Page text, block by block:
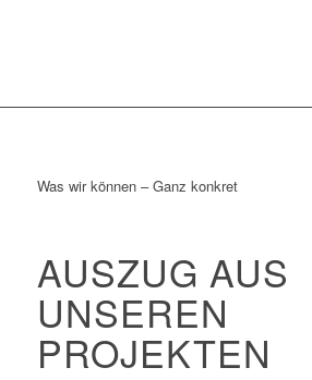
Was wir können – Ganz konkret
AUSZUG AUS
UNSEREN
PROJEKTEN